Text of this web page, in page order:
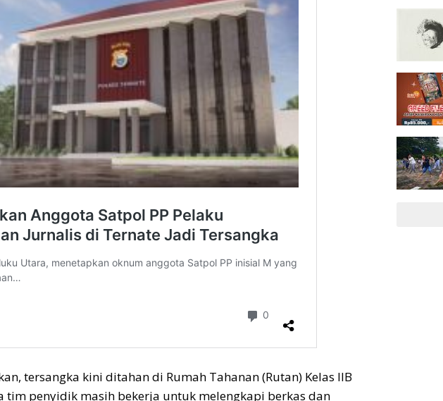
tersangka kini ditahan di Rumah Tahanan (Rutan) Kelas IIB
tim penyidik masih bekerja untuk melengkapi berkas dan